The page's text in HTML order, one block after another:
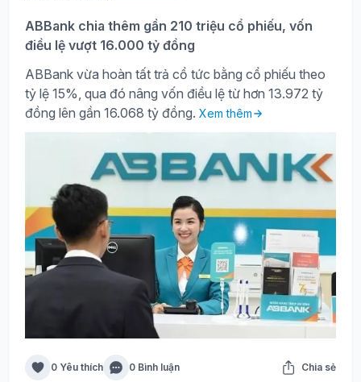
ABBank chia thêm gần 210 triệu cổ phiếu, vốn
điều lệ vượt 16.000 tỷ đồng
ABBank vừa hoàn tất trả cổ tức bằng cổ phiếu theo
tỷ lệ 15%, qua đó nâng vốn điều lệ từ hơn 13.972 tỷ
đồng lên gần 16.068 tỷ đồng. Xem thêm
0 Yêu thích 0 Bình luận Chia sẻ